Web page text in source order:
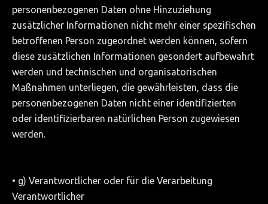
personenbezogenen Daten ohne Hinzuziehung
zusätzlicher Informationen nicht mehr einer spezifischen
betroffenen Person zugeordnet werden können, sofern
diese zusätzlichen Informationen gesondert aufbewahrt
werden und technischen und organisatorischen
Maßnahmen unterliegen, die gewährleisten, dass die
personenbezogenen Daten nicht einer identifizierten
oder identifizierbaren natürlichen Person zugewiesen
werden.
• g) Verantwortlicher oder für die Verarbeitung
Verantwortlicher